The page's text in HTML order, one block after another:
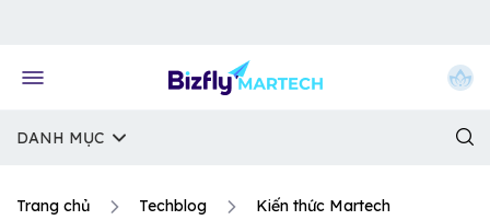
DANH MỤC
Trang chủ Techblog Kiến thức Martech